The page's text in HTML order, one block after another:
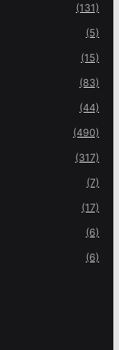
(131)
(5)
(15)
(83)
(44)
(490)
(317)
(7)
(17)
(6)
(6)